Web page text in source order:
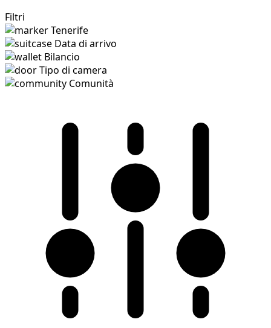
Filtri
Tenerife
Data di arrivo
Bilancio
Tipo di camera
Comunità